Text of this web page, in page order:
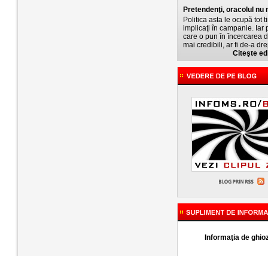
Pretendenţi, oracolul nu
Politica asta le ocupă tot
implicaţi în campanie. Iar
care o pun în încercarea
mai credibili, ar fi de-a
Citeşte
Informaţia de